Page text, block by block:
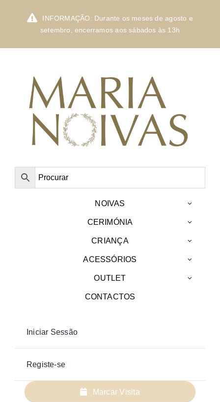
INFORMAÇÃO: Durante os meses de agosto e
setembro, encerramos aos sábados às 13h
NOIVAS
CERIMÓNIA
CRIANÇA
ACESSÓRIOS
OUTLET
CONTACTOS
Iniciar Sessão
Registe-se
Marcar Visita